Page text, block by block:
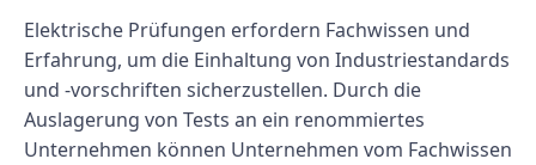
Elektrische Prüfungen erfordern Fachwissen und
Erfahrung, um die Einhaltung von Industriestandards
und -vorschriften sicherzustellen. Durch die
Auslagerung von Tests an ein renommiertes
Unternehmen können Unternehmen vom Fachwissen